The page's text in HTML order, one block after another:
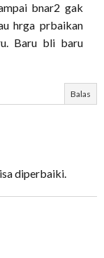
bnar2 gak
hrga prbaikan
Baru bli baru
Balas
diperbaiki.